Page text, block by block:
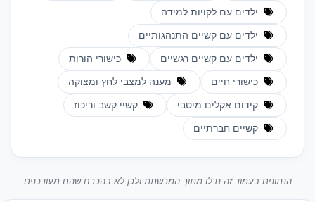
ילדים עם לקויות למידה
ילדים עם קשיים התנהגותיים
ילדים עם קשיים רגשיים כישורי הורות
כישורי חיים מענה למצבי לחץ ומצוקה
קידום אקלים מיטבי קשיי קשב וריכוז
קשיים חברתיים
הנתונים בעמוד זה נדלו מתוך המרשתת ולכן לא בהכרח שהם מעודכנים